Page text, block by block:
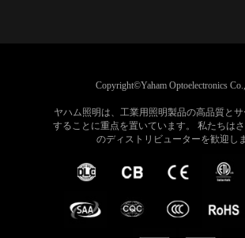
Copyright©Yaham Optoelectronics
ヤハム照明は、工業用照明製品の高品質と
することに重点を置いています。 私たちは
のディストリビューターを歓迎し